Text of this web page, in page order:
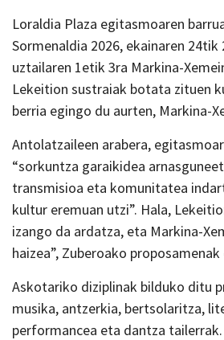
Loraldia Plaza egitasmoaren
Sormenaldia 2026, ekainaren
uztailaren 1etik 3ra Markina-
Lekeition sustraiak botata zituen
berria egingo du aurten, Markina-
Antolatzaileen arabera,
“sorkuntza garaikidea
transmisioa eta komunitatea
kultur eremuan utzi”. Hala,
izango da ardatza, eta Markina-
haizea”, Zuberoako
Askotariko diziplinak bilduko ditu
musika, antzerkia, bertsolaritza,
performancea eta dantza